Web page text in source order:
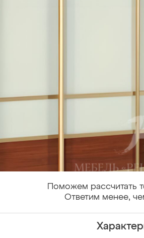
Поможем рассчитать
Ответим менее,